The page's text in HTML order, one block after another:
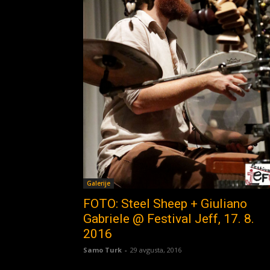
Galerije
FOTO: Steel Sheep + Giuliano
Gabriele @ Festival Jeff, 17. 8.
2016
Samo Turk - 29 avgusta, 2016